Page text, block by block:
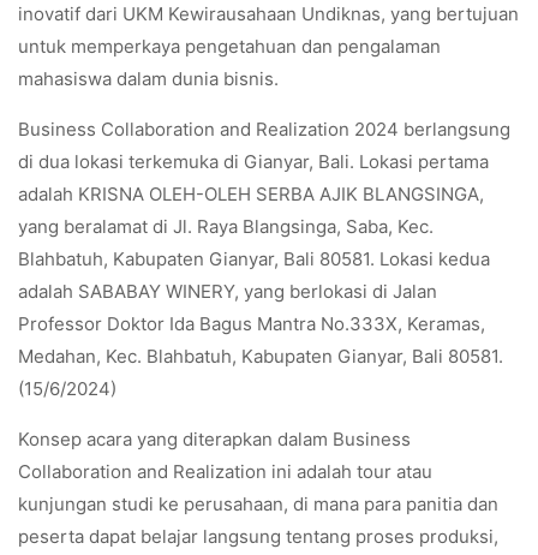
inovatif dari UKM Kewirausahaan Undiknas, yang bertujuan
untuk memperkaya pengetahuan dan pengalaman
mahasiswa dalam dunia bisnis.
Business Collaboration and Realization 2024 berlangsung
di dua lokasi terkemuka di Gianyar, Bali. Lokasi pertama
adalah KRISNA OLEH-OLEH SERBA AJIK BLANGSINGA,
yang beralamat di Jl. Raya Blangsinga, Saba, Kec.
Blahbatuh, Kabupaten Gianyar, Bali 80581. Lokasi kedua
adalah SABABAY WINERY, yang berlokasi di Jalan
Professor Doktor Ida Bagus Mantra No.333X, Keramas,
Medahan, Kec. Blahbatuh, Kabupaten Gianyar, Bali 80581.
(15/6/2024)
Konsep acara yang diterapkan dalam Business
Collaboration and Realization ini adalah tour atau
kunjungan studi ke perusahaan, di mana para panitia dan
peserta dapat belajar langsung tentang proses produksi,